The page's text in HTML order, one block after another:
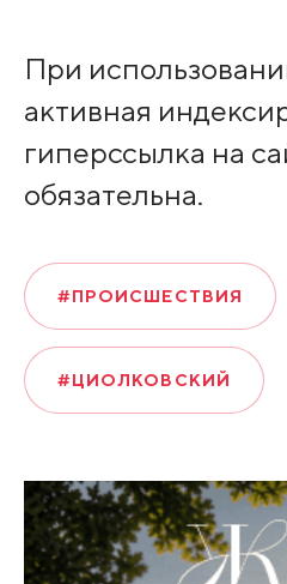
При
активная
гиперссылка на
обязательна.
#ПРОИСШЕСТВИЯ
#ЦИОЛКОВСКИЙ